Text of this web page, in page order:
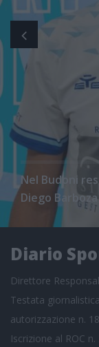
Nel Budoni
Diego Barboza
Diario
Direttore
Testata
autorizzazione n.
Iscrizione al ROC